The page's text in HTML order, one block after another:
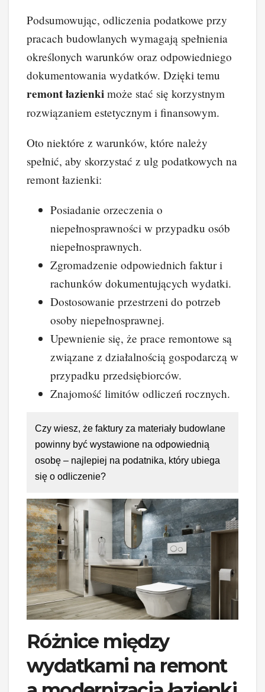
Podsumowując, odliczenia podatkowe przy
pracach budowlanych wymagają spełnienia
określonych warunków oraz odpowiedniego
dokumentowania wydatków. Dzięki temu
remont łazienki może stać się korzystnym
rozwiązaniem estetycznym i finansowym.
Oto niektóre z warunków, które należy
spełnić, aby skorzystać z ulg podatkowych na
remont łazienki:
Posiadanie orzeczenia o
niepełnosprawności w przypadku osób
niepełnosprawnych.
Zgromadzenie odpowiednich faktur i
rachunków dokumentujących wydatki.
Dostosowanie przestrzeni do potrzeb
osoby niepełnosprawnej.
Upewnienie się, że prace remontowe są
związane z działalnością gospodarczą w
przypadku przedsiębiorców.
Znajomość limitów odliczeń rocznych.
Czy wiesz, że faktury za materiały budowlane
powinny być wystawione na odpowiednią
osobę – najlepiej na podatnika, który ubiega
się o odliczenie?
Różnice między
wydatkami na remont